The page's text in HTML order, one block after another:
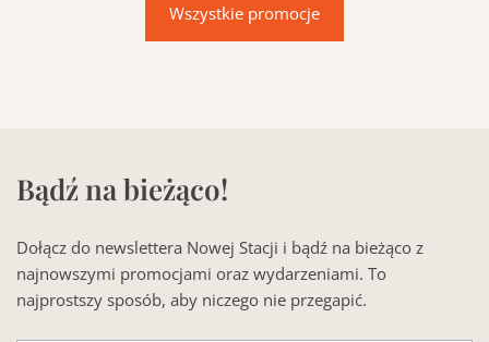
Wszystkie promocje
Bądź na bieżąco!
Dołącz do newslettera Nowej Stacji i bądź na bieżąco z
najnowszymi promocjami oraz wydarzeniami. To
najprostszy sposób, aby niczego nie przegapić.